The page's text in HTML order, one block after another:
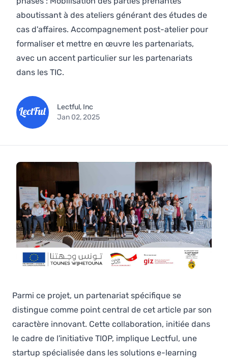
aboutissant à des ateliers générant des études de
cas d'affaires. Accompagnement post-atelier pour
formaliser et mettre en œuvre les partenariats,
avec un accent particulier sur les partenariats
dans les TIC.
Lectful, Inc
Jan 02, 2025
Parmi ce projet, un partenariat spécifique se
distingue comme point central de cet article par son
caractère innovant. Cette collaboration, initiée dans
le cadre de l'initiative TIOP, implique Lectful, une
startup spécialisée dans les solutions e-learning